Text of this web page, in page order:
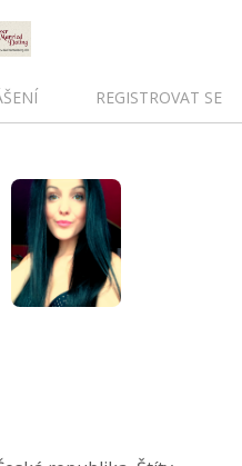
REGISTROVAT SE